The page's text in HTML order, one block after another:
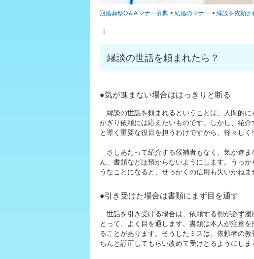
冠婚葬祭Q＆A マナー辞典 > 結婚のマナー > 縁談を依頼さ
｜
縁談の世話を頼まれたら？
●気が進まない場合ははっきりと断る
縁談の世話を頼まれるということは、人間的
かぎり依頼には応えたいものです。しかし、紹
と導く重要な役目を担うわけですから、軽々しく
さしあたって紹介する候補者もなく、気が進ま
ん、書類などは預からないようにします。うっ
うなことになると、せっかくの信用も失いかねま
●引き受けた場合は書類にまず目を通す
世話を引き受ける場合は、依頼する側が必ず
とって、よく目を通します。書類は本人が注意
ることがあります。そうしたミスは、依頼者の
ちんと訂正してもらい改めて受けとるようにしま